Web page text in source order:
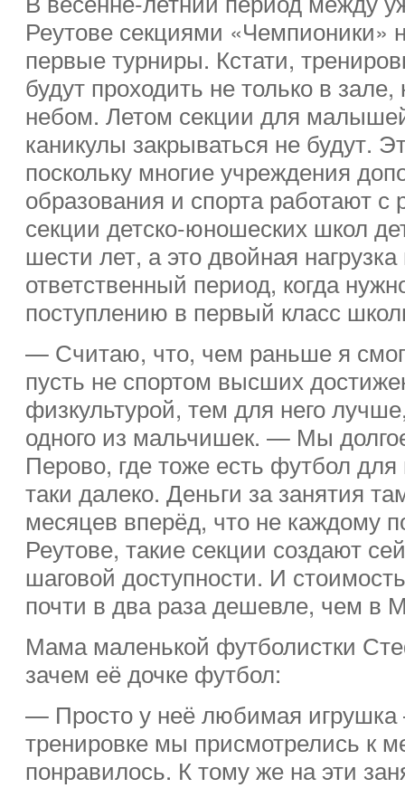
Реутове секциями «Чемпионики»
первые турниры. Кстати,
будут проходить не только в
небом. Летом секции для
каникулы закрываться не будут.
поскольку многие учреждения
образования и спорта работают
секции детско-юношеских школ
шести лет, а это двойная
ответственный период, когда
поступлению в первый класс
— Считаю, что, чем раньше я
пусть не спортом высших
физкультурой, тем для него
одного из мальчишек. — Мы
Перово, где тоже есть футбол
таки далеко. Деньги за занятия
месяцев вперёд, что не каждому
Реутове, такие секции создают
шаговой доступности. И
почти в два раза дешевле, чем в
Мама маленькой футболистки
зачем её дочке футбол:
— Просто у неё любимая
тренировке мы присмотрелись к
понравилось. К тому же на эти